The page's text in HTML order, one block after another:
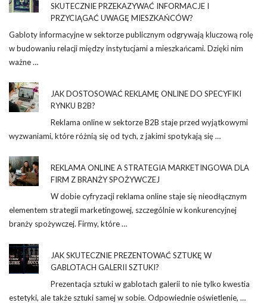
SKUTECZNIE PRZEKAZYWAĆ INFORMACJE I
PRZYCIĄGAĆ UWAGĘ MIESZKAŃCÓW?
Gabloty informacyjne w sektorze publicznym odgrywają kluczową rolę
w budowaniu relacji między instytucjami a mieszkańcami. Dzięki nim
ważne …
JAK DOSTOSOWAĆ REKLAMĘ ONLINE DO SPECYFIKI
RYNKU B2B?
Reklama online w sektorze B2B staje przed wyjątkowymi
wyzwaniami, które różnią się od tych, z jakimi spotykają się …
REKLAMA ONLINE A STRATEGIA MARKETINGOWA DLA
FIRM Z BRANŻY SPOŻYWCZEJ
W dobie cyfryzacji reklama online staje się nieodłącznym
elementem strategii marketingowej, szczególnie w konkurencyjnej
branży spożywczej. Firmy, które …
JAK SKUTECZNIE PREZENTOWAĆ SZTUKĘ W
GABLOTACH GALERII SZTUKI?
Prezentacja sztuki w gablotach galerii to nie tylko kwestia
estetyki, ale także sztuki samej w sobie. Odpowiednie oświetlenie, …